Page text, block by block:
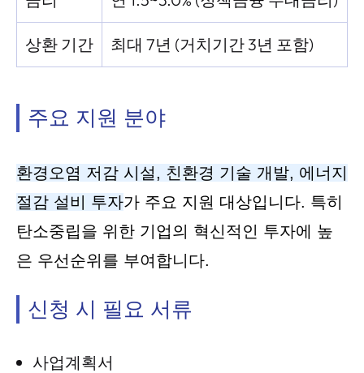
상환 기간 최대 7년 (거치기간 3년 포함)
주요 지원 분야
환경오염 저감 시설, 친환경 기술 개발, 에너지
절감 설비 투자가 주요 지원 대상입니다. 특히
탄소중립을 위한 기업의 혁신적인 투자에 높
은 우선순위를 부여합니다.
신청 시 필요 서류
사업계획서